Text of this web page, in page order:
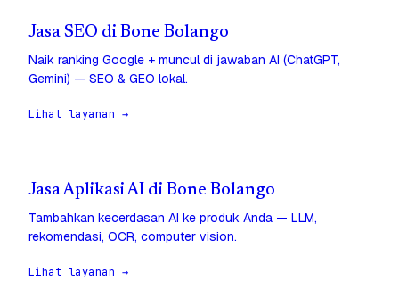
Jasa SEO di Bone Bolango
Naik ranking Google + muncul di jawaban AI (ChatGPT,
Gemini) — SEO & GEO lokal.
Lihat layanan →
Jasa Aplikasi AI di Bone Bolango
Tambahkan kecerdasan AI ke produk Anda — LLM,
rekomendasi, OCR, computer vision.
Lihat layanan →